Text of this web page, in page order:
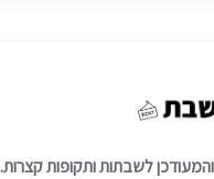
לשבתות ותקופות קצרות.